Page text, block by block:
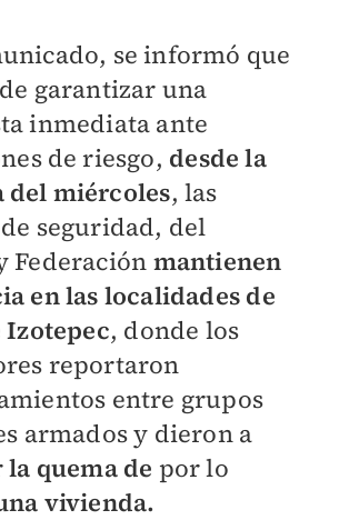
se informó que
garantizar una
inmediata ante
de riesgo, desde la
del miércoles, las
seguridad, del
Federación mantienen
en las localidades de
Izotepec, donde los
reportaron
entre grupos
armados y dieron a
la quema de por lo
vivienda.